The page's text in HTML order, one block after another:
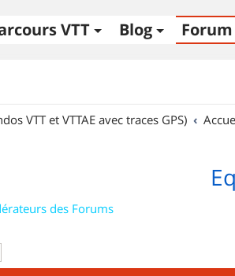
VTT Blog Forum
VTT et VTTAE avec traces GPS)
des Forums